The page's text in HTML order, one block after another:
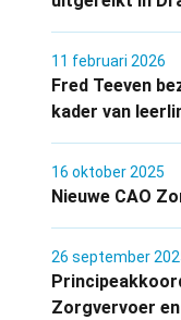
11 februari 2026
Fred Teeven
kader van
16 oktober 2025
Nieuwe CAO
26 september
Zorgvervoer